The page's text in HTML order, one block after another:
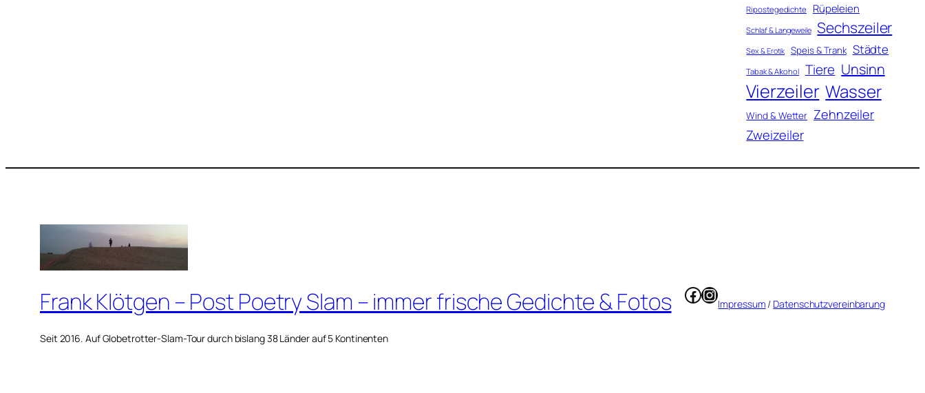
Ripostegedichte Rüpeleien
Schlaf & Langeweile Sechszeiler
Sex & Erotik Speis & Trank Städte
Tabak & Alkohol Tiere Unsinn
Vierzeiler Wasser
Wind & Wetter Zehnzeiler
Zweizeiler
Frank Klötgen – Post Poetry Slam – immer frische Gedichte & Fotos
Seit 2016. Auf Globetrotter-Slam-Tour durch bislang 38 Länder auf 5 Kontinenten
Facebook
Instagram
Impressum / Datenschutzvereinbarung